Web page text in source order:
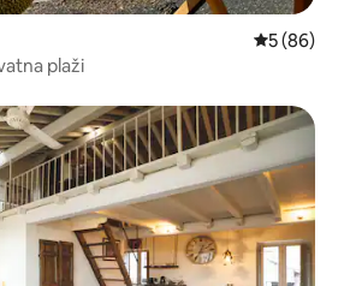
Prosječna
5 (86)
plaži
s oznakom „Odabrali gosti”